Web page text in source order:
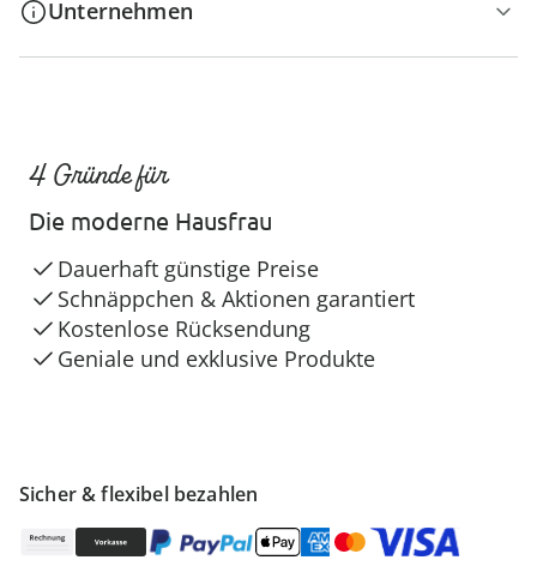
Unternehmen
Sicher & flexibel bezahlen
4 Gründe für
Die moderne Hausfrau
Dauerhaft günstige Preise
Schnäppchen & Aktionen garantiert
Kostenlose Rücksendung
Geniale und exklusive Produkte